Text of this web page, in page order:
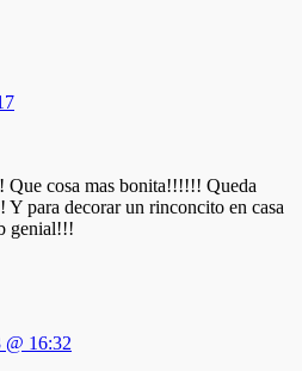
Que cosa mas bonita!!!!!! Queda
para decorar un rinconcito en casa
genial!!!
@ 16:32